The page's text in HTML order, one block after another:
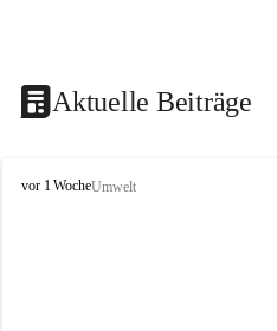
Aktuelle Beiträge
V
vor 1 WocheUmwelt